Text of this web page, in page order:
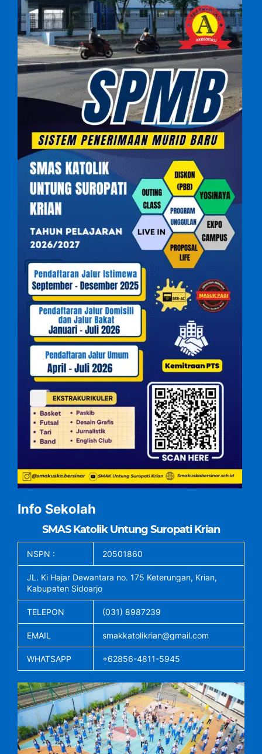
Info Sekolah
SMAS Katolik Untung Suropati Krian
NSPN : 20501860
JL. Ki Hajar Dewantara no. 175 Keterungan, Krian,
Kabupaten Sidoarjo
TELEPON (031) 8987239
EMAIL smakkatolikrian@gmail.com
WHATSAPP +62856-4811-5945